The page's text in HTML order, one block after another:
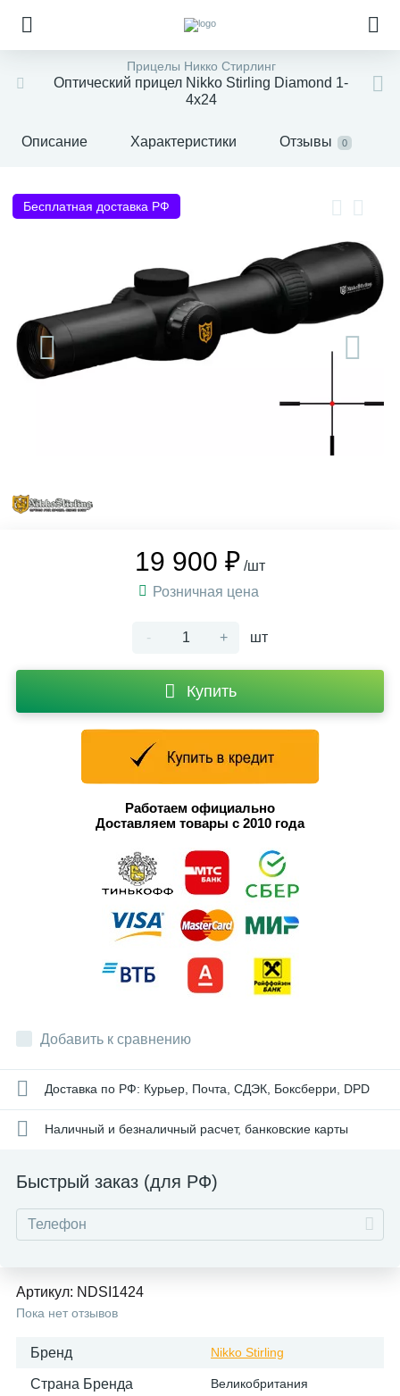
Прицелы Никко Стирлинг
Оптический прицел Nikko Stirling Diamond 1-
4x24
Описание Характеристики Отзывы 0
Бесплатная доставка РФ
19 900 ₽ /шт
Розничная цена
- + шт
Купить
Работаем официально
Доставляем товары с 2010 года
Добавить к сравнению
Доставка по РФ: Курьер, Почта, СДЭК, Боксберри, DPD
Наличный и безналичный расчет, банковские карты
Быстрый заказ (для РФ)
Артикул: NDSI1424
Пока нет отзывов
Бренд Nikko Stirling
Страна Бренда Великобритания